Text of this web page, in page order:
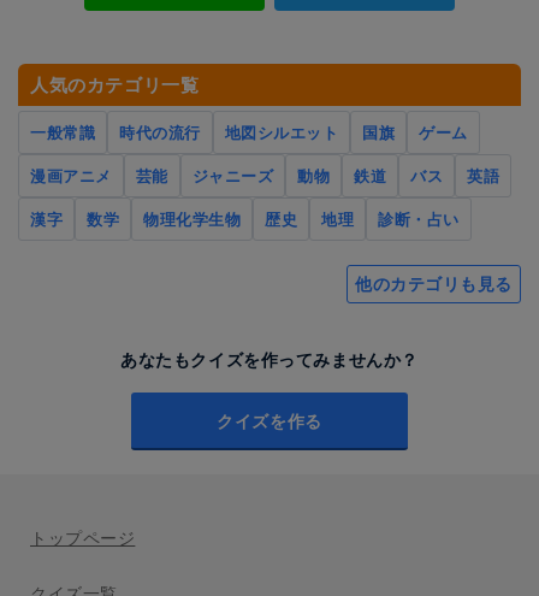
人気のカテゴリ一覧
一般常識 時代の流行 地図シルエット 国旗
ゲーム
漫画アニメ
芸能 ジャニーズ 動物 鉄道 バス
英語
漢字
数学 物理化学生物 歴史 地理 診断・占い
他のカテゴリも見る
あなたもクイズを作ってみませんか？
クイズを作る
トップページ